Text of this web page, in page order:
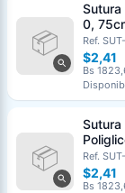
0,
Punta
Ref.
$2,41
Bs
Caja
Punta
Ref.
$2,41
Bs
Generar
Completá los
Nombre o razón
Cédula o RIF*